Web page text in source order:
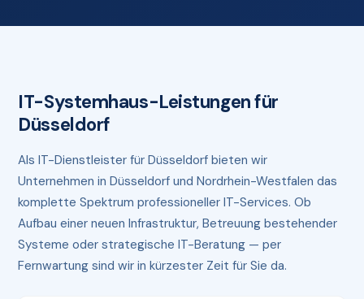
IT-Systemhaus-Leistungen für
Düsseldorf
Als IT-Dienstleister für Düsseldorf bieten wir
Unternehmen in Düsseldorf und Nordrhein-Westfalen das
komplette Spektrum professioneller IT-Services. Ob
Aufbau einer neuen Infrastruktur, Betreuung bestehender
Systeme oder strategische IT-Beratung — per
Fernwartung sind wir in kürzester Zeit für Sie da.